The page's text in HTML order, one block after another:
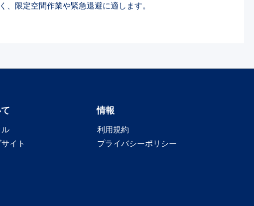
限定空間作業や緊急退避に適します。
ル
イト
情報
利用規約
プライバシーポリシー